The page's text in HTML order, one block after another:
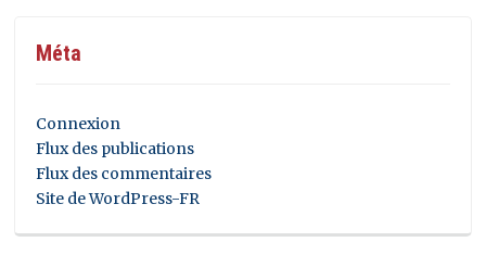
Méta
Connexion
Flux des publications
Flux des commentaires
Site de WordPress-FR